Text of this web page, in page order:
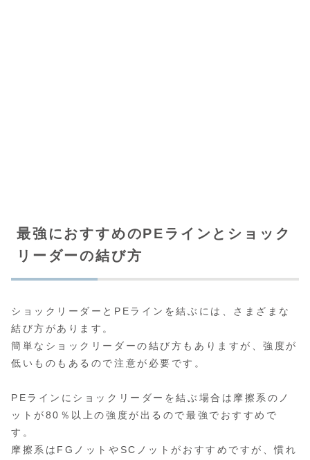
最強におすすめのPEラインとショック
リーダーの結び方
ショックリーダーとPEラインを結ぶには、さまざまな
結び方があります。
簡単なショックリーダーの結び方もありますが、強度が
低いものもあるので注意が必要です。
PEラインにショックリーダーを結ぶ場合は摩擦系のノ
ットが80％以上の強度が出るので最強でおすすめで
す。
摩擦系はFGノットやSCノットがおすすめですが、慣れ